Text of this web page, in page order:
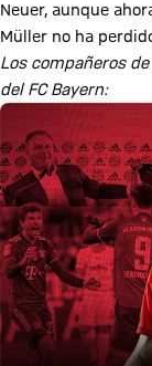
Neuer, aunque
Müller no ha
Los compañeros
del FC Bayern: